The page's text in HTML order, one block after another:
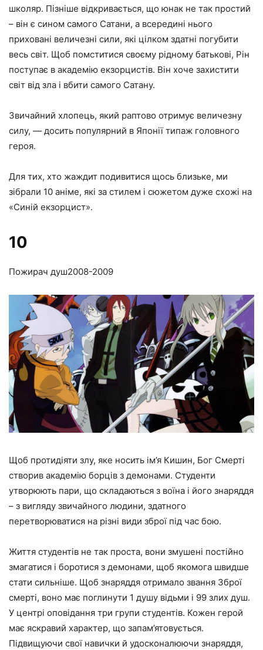
школяр. Пізніше відкривається, що юнак не так простий
– він є сином самого Сатани, а всередині нього
приховані величезні сили, які цілком здатні погубити
весь світ. Щоб помститися своєму рідному батькові, Рін
поступає в академію екзорцистів. Він хоче захистити
світ від зла і вбити самого Сатану.
Звичайний хлопець, який раптово отримує величезну
силу, — досить популярний в Японії типаж головного
героя.
Для тих, хто жаждит подивитися щось близьке, ми
зібрали 10 аніме, які за стилем і сюжетом дуже схожі на
«Синій екзорцист».
10
Пожирач душ2008-2009
Щоб протидіяти злу, яке носить ім’я Кишин, Бог Смерті
створив академію борців з демонами. Студенти
утворюють пари, що складаються з воїна і його знаряддя
– з вигляду звичайного людини, здатного
перетворюватися на різні види зброї під час бою.
Життя студентів не так проста, вони змушені постійно
змагатися і боротися з демонами, щоб якомога швидше
стати сильніше. Щоб знаряддя отримало звання Зброї
смерті, воно має поглинути 1 душу відьми і 99 злих душ.
У центрі оповідання три групи студентів. Кожен герой
має яскравий характер, що запам’ятовується.
Підвищуючи свої навички й удосконалюючи знаряддя,